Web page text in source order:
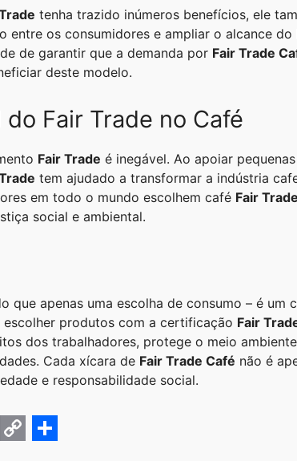
tenha trazido inúmeros benefícios, ele
entre os consumidores e ampliar o alcance do
de garantir que a demanda por Fair Trade
deste modelo.
Fair Trade no Café
Fair Trade é inegável. Ao apoiar
tem ajudado a transformar a indústria
em todo o mundo escolhem café Fair Trade
social e ambiental.
que apenas uma escolha de consumo – é
produtos com a certificação Fair
dos trabalhadores, protege o meio
Cada xícara de Fair Trade Café não é
e responsabilidade social.